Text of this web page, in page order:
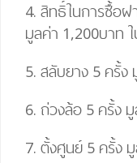
4. สิทธิ์ในการซื้อฝ
มูลค่า 1,200บาท
5. สลับยาง 5 ครั้ง
6. ถ่วงล้อ 5 ครั้ง
7. ตั้งศูนย์ 5 ครั้ง